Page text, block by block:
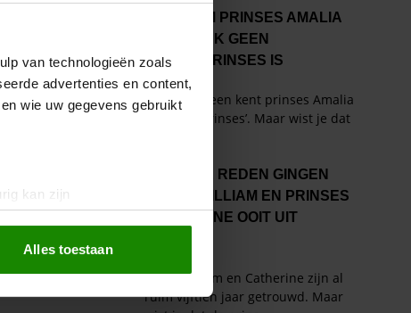
van technologieën zoals
advertenties en content,
wie uw gegevens gebruikt
kan zijn
media te bieden en om ons
Alles toestaan